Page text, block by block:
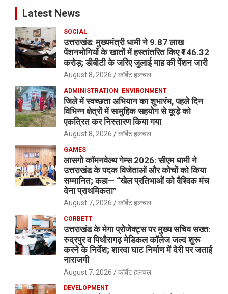
Latest News
SOCIAL
उत्तराखंड: मुख्यमंत्री धामी ने 9.87 लाख
पेंशनभोगियों के खातों में हस्तांतरित किए ₹146.32
करोड़; डीबीटी के जरिए जुलाई माह की पेंशन जारी
August 8, 2026 कॉर्बेट हलचल
ADMINISTRATION ENVIRONMENT
जिले में स्वच्छता अभियान का शुभारंभ, पहले दिन
विभिन्न क्षेत्रों में सामुहिक सहयोग से कूड़े को
एकत्रित कर निस्तारण किया गया
August 8, 2026 कॉर्बेट हलचल
GAMES
लासगो कॉमनवेल्थ गेम्स 2026: सीएम धामी ने
उत्तराखंड के पदक विजेताओं और कोचों को किया
सम्मानित; कहा— “खेल प्रतिभाओं को वैश्विक मंच
देना प्राथमिकता”
August 7, 2026 कॉर्बेट हलचल
CORBETT
उत्तराखंड के मेगा प्रोजेक्ट्स पर मुख्य सचिव सख्त:
रुद्रपुर व पिथौरागढ़ मेडिकल कॉलेज जल्द शुरू
करने के निर्देश; शारदा घाट निर्माण में देरी पर जताई
नाराजगी
August 7, 2026 कॉर्बेट हलचल
DEVELOPMENT